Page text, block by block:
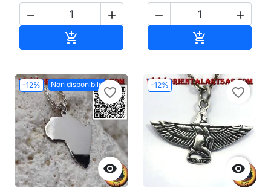
 

 

-12% Non disponibile

favorite_border
-12%

favorite_border